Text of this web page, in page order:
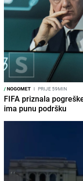
/NOGOMET I PRIJE 59MIN
FIFA priznala
ima punu podršku